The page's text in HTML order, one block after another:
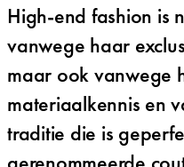
High-end fashion is
vanwege haar
maar ook vanwege
materiaalkennis en
traditie die is